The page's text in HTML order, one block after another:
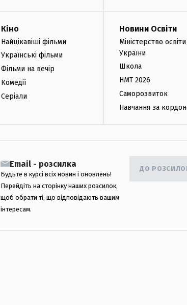
Кіно
Найцікавіші фільми
Українські фільми
Фільми на вечір
Комедії
Серіали
Новини Освіти
Міністерство
України
Школа
НМТ 2026
Саморозвиток
Навчання за
Email - розсилка
Будьте в курсі всіх новин і оновлень!
Перейдіть на сторінку наших розсилок,
щоб обрати ті, що відповідають вашим
інтересам.
ДО